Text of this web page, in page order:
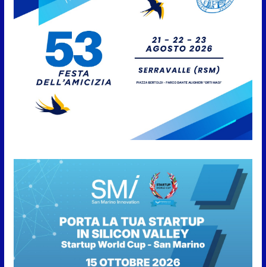
Incendi boschivi: attivazione
della fase preliminare di
6 Agosto 2026
“San Marino Antiqua –
Leggende e storie del Titano”:
l’inequivocabile successo di
pubblico e di partecipazione
6 Agosto 2026